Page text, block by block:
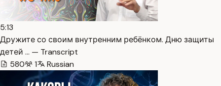
5:13
Дружите со своим внутренним ребёнком. Дню защиты
детей … — Transcript
580
1 Russian